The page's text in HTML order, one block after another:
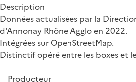
Description
Données actualisées par la
d'Annonay Rhône Agglo en 2022.
Intégrées sur OpenStreetMap.
Distinctif opéré entre les boxes et
Producteur